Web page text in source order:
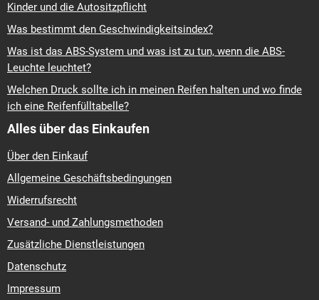
Kinder und die Autositzpflicht
Was bestimmt den Geschwindigkeitsindex?
Was ist das ABS-System und was ist zu tun, wenn die ABS-
Leuchte leuchtet?
Welchen Druck sollte ich in meinen Reifen halten und wo finde
ich eine Reifenfülltabelle?
Alles über das Einkaufen
Über den Einkauf
Allgemeine Geschäftsbedingungen
Widerrufsrecht
Versand- und Zahlungsmethoden
Zusätzliche Dienstleistungen
Datenschutz
Impressum